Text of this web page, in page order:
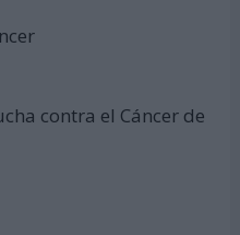
contra el Cáncer de